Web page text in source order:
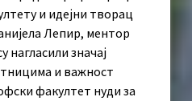
и идејни творац
Лепир, ментор
нагласили значај
и важност
факултет нуди за